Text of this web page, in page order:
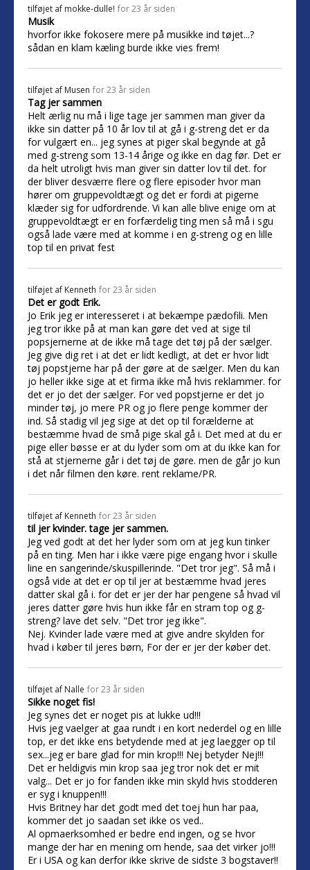
tilføjet af mokke-dulle! for 23 år siden
Musik
hvorfor ikke fokosere mere på musikke ind tøjet...?
sådan en klam kæling burde ikke vies frem!
tilføjet af Musen for 23 år siden
Tag jer sammen
Helt ærlig nu må i lige tage jer sammen man giver da
ikke sin datter på 10 år lov til at gå i g-streng det er da
for vulgært en... jeg synes at piger skal begynde at gå
med g-streng som 13-14 årige og ikke en dag før. Det er
da helt utroligt hvis man giver sin datter lov til det. for
der bliver desværre flere og flere episoder hvor man
hører om gruppevoldtægt og det er fordi at pigerne
klæder sig for udfordrende. Vi kan alle blive enige om at
gruppevoldtægt er en forfærdelig ting men så må i sgu
også lade være med at komme i en g-streng og en lille
top til en privat fest
tilføjet af Kenneth for 23 år siden
Det er godt Erik.
Jo Erik jeg er interesseret i at bekæmpe pædofili. Men
jeg tror ikke på at man kan gøre det ved at sige til
popsjernerne at de ikke må tage det tøj på der sælger.
Jeg give dig ret i at det er lidt kedligt, at det er hvor lidt
tøj popstjerne har på der gøre at de sælger. Men du kan
jo heller ikke sige at et firma ikke må hvis reklammer. for
det er jo det der sælger. For ved popstjerne er det jo
minder tøj, jo mere PR og jo flere penge kommer der
ind. Så stadig vil jeg sige at det op til forælderne at
bestæmme hvad de små pige skal gå i. Det med at du er
pige eller bøsse er at du lyder som om at du ikke kan for
stå at stjernerne går i det tøj de gøre. men de går jo kun
i det når filmen den køre. rent reklame/PR.
tilføjet af Kenneth for 23 år siden
til jer kvinder. tage jer sammen.
Jeg ved godt at det her lyder som om at jeg kun tinker
på en ting. Men har i ikke være pige engang hvor i skulle
line en sangerinde/skuspillerinde. "Det tror jeg". Så må i
også vide at det er op til jer at bestæmme hvad jeres
datter skal gå i. for det er jer der har pengene så hvad vil
jeres datter gøre hvis hun ikke får en stram top og g-
streng? lave det selv. "Det tror jeg ikke".
Nej. Kvinder lade være med at give andre skylden for
hvad i køber til jeres børn, For der er jer der køber det.
tilføjet af Nalle for 23 år siden
Sikke noget fis!
Jeg synes det er noget pis at lukke ud!!!
Hvis jeg vaelger at gaa rundt i en kort nederdel og en lille
top, er det ikke ens betydende med at jeg laegger op til
sex...jeg er bare glad for min krop!!! Nej betyder Nej!!!
Det er heldigvis min krop saa jeg tror nok det er mit
valg... Det er jo for fanden ikke min skyld hvis stodderen
er syg i knuppen!!!
Hvis Britney har det godt med det toej hun har paa,
kommer det jo saadan set ikke os ved..
Al opmaerksomhed er bedre end ingen, og se hvor
mange der har en mening om hende, saa det virker jo!!!
Er i USA og kan derfor ikke skrive de sidste 3 bogstaver!!